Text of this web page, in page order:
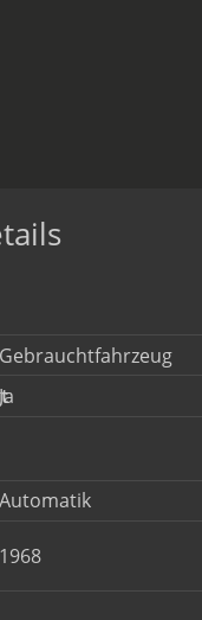
Gebrauchtfahrzeug
Ja
Automatik
1968